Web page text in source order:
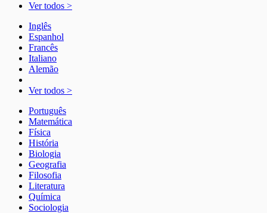
Ver todos >
Inglês
Espanhol
Francês
Italiano
Alemão
Ver todos >
Português
Matemática
Física
História
Biologia
Geografia
Filosofia
Literatura
Química
Sociologia